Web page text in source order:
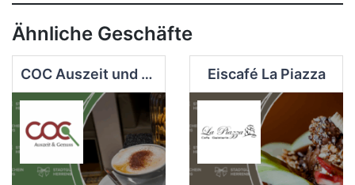
Ähnliche Geschäfte
COC Auszeit und Genuss Eiscafé La Piazza